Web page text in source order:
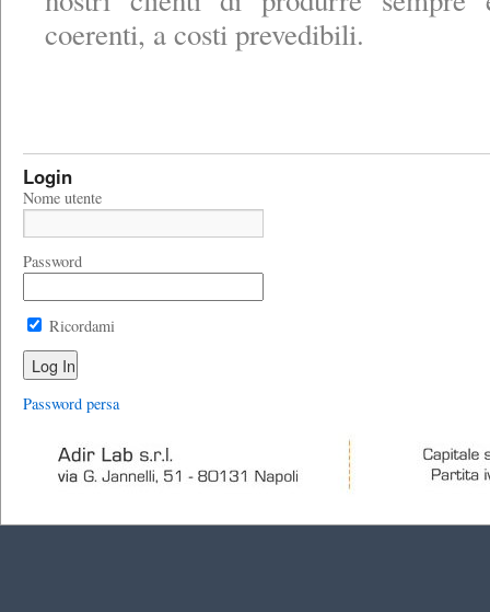
coerenti, a costi prevedibili.
Login
Nome utente
Password
Ricordami
Password persa